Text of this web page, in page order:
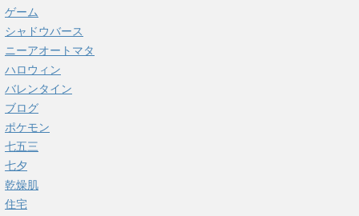
ゲーム
シャドウバース
ニーアオートマタ
ハロウィン
バレンタイン
ブログ
ポケモン
七五三
七夕
乾燥肌
住宅